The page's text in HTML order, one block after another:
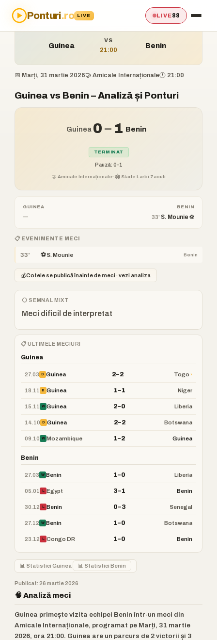
Ponturi.ro LIVE LIVE88
Acasă›Ponturi›Guinea vs Benin
Guinea
VS
21:00
Benin
📅 Marți, 31 martie 2026🤝 Amicale Internaționale🕐 21:00
Guinea vs Benin – Analiză și Ponturi
Guinea 0– 1 Benin
TERMINAT
Pauză: 0–1
🤝 Amicale Internaționale· 🏟️ Stade Larbi Zaouli
GUINEA
—
BENIN
33' S. Mounie ⚽
📋 EVENIMENTE MECI
33' ⚽S. Mounie Benin
💰Cotele se publică înainte de meci · vezi analiza
⚪ SEMNAL MIXT
Meci dificil de interpretat
📋 ULTIMELE MECIURI
Guinea
27.03 D Guinea 2–2 Togo ›
18.11 D Guinea 1–1 Niger
15.11 W Guinea 2–0 Liberia
14.10 D Guinea 2–2 Botswana
09.10 W Mozambique 1–2 Guinea
Benin
27.03 W Benin 1–0 Liberia
05.01 L Egypt 3–1 Benin
30.12 L Benin 0–3 Senegal
27.12 W Benin 1–0 Botswana
23.12 L Congo DR 1–0 Benin
📊 Statistici Guinea 📊 Statistici Benin
Publicat: 26 martie 2026
🧠 Analiză meci
Guinea primește vizita echipei Benin într-un meci din
Amicale Internaționale, programat pe Marți, 31 martie
2026, ora 21:00. Guinea are un parcurs de 2 victorii și 3